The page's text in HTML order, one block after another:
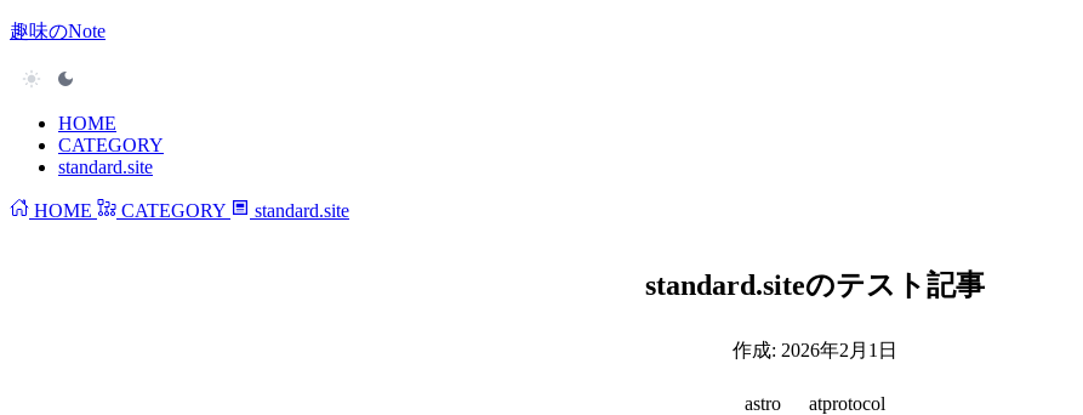
趣味のNote
HOME
CATEGORY
standard.site
HOME CATEGORY standard.site
standard.siteのテスト記事
作成: 2026年2月1日
astro atprotocol